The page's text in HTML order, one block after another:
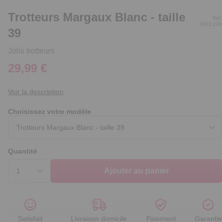
Trotteurs Margaux Blanc - taille
39
Jolis trotteurs
Réf.
9622.226
29,99 €
Voir la description
Choisissez votre modèle
Quantité
Ajouter au panier
Satisfait Livraison domicile Paiement Garantie